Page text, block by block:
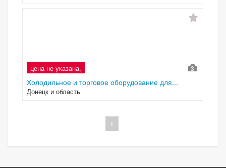
цена не указана, 3
Холодильное и торговое оборудование для...
Донецк и область
1